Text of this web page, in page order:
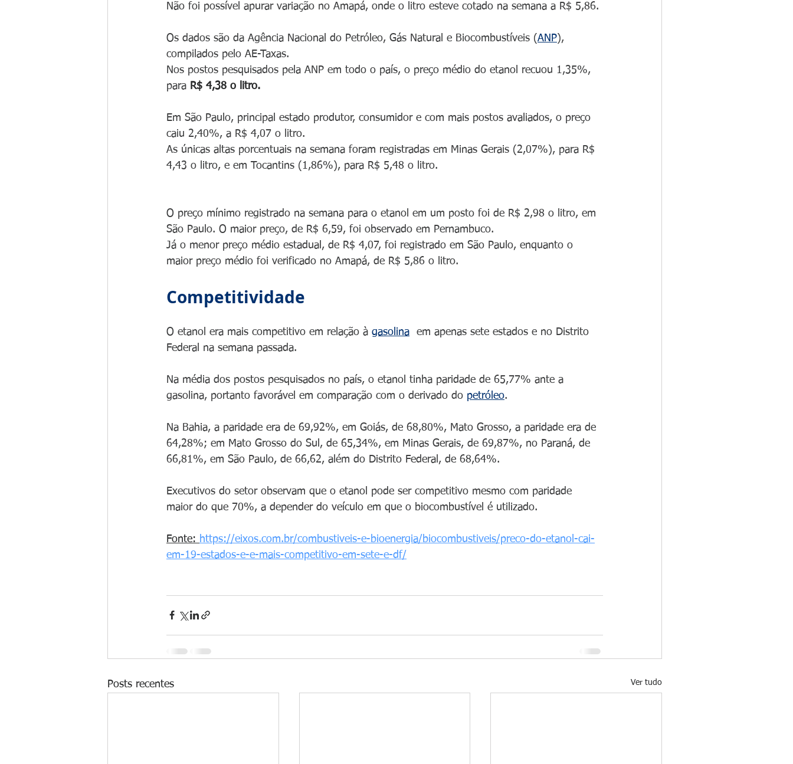
Não foi possível apurar variação no Amapá, onde o litro esteve cotado na semana a R$ 5,86.
Os dados são da Agência Nacional do Petróleo, Gás Natural e Biocombustíveis (ANP),
compilados pelo AE-Taxas.
Nos postos pesquisados pela ANP em todo o país, o preço médio do etanol recuou 1,35%,
para R$ 4,38 o litro.
Em São Paulo, principal estado produtor, consumidor e com mais postos avaliados, o preço
caiu 2,40%, a R$ 4,07 o litro.
As únicas altas porcentuais na semana foram registradas em Minas Gerais (2,07%), para R$
4,43 o litro, e em Tocantins (1,86%), para R$ 5,48 o litro.
O preço mínimo registrado na semana para o etanol em um posto foi de R$ 2,98 o litro, em
São Paulo. O maior preço, de R$ 6,59, foi observado em Pernambuco.
Já o menor preço médio estadual, de R$ 4,07, foi registrado em São Paulo, enquanto o
maior preço médio foi verificado no Amapá, de R$ 5,86 o litro.
Competitividade
O etanol era mais competitivo em relação à gasolina em apenas sete estados e no Distrito
Federal na semana passada.
Na média dos postos pesquisados no país, o etanol tinha paridade de 65,77% ante a
gasolina, portanto favorável em comparação com o derivado do petróleo.
Na Bahia, a paridade era de 69,92%, em Goiás, de 68,80%, Mato Grosso, a paridade era de
64,28%; em Mato Grosso do Sul, de 65,34%, em Minas Gerais, de 69,87%, no Paraná, de
66,81%, em São Paulo, de 66,62, além do Distrito Federal, de 68,64%.
Executivos do setor observam que o etanol pode ser competitivo mesmo com paridade
maior do que 70%, a depender do veículo em que o biocombustível é utilizado.
Fonte: https://eixos.com.br/combustiveis-e-bioenergia/biocombustiveis/preco-do-etanol-cai-
em-19-estados-e-e-mais-competitivo-em-sete-e-df/
Posts recentes Ver tudo